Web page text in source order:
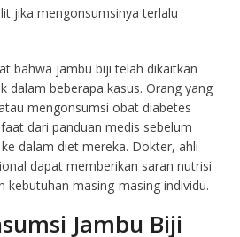
jika mengonsumsinya terlalu
bahwa jambu biji telah dikaitkan
dalam beberapa kasus. Orang yang
mengonsumsi obat diabetes
dari panduan medis sebelum
dalam diet mereka. Dokter, ahli
dapat memberikan saran nutrisi
kebutuhan masing-masing individu.
Jambu Biji